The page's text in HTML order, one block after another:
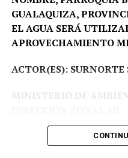
GUALAQUIZA,
EL AGUA SERÁ
APROVECHAMIENTO
ACTOR(ES): SURNORTE
MINISTERIO DE
Proceso Administrativo
00003-AA.